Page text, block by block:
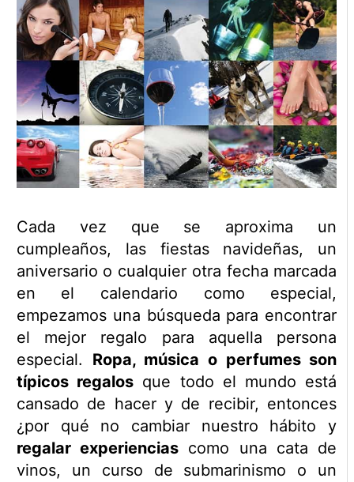
Cada vez que se aproxima un
cumpleaños, las fiestas navideñas, un
aniversario o cualquier otra fecha marcada
en el calendario como especial,
empezamos una búsqueda para encontrar
el mejor regalo para aquella persona
especial. Ropa, música o perfumes son
típicos regalos que todo el mundo está
cansado de hacer y de recibir, entonces
¿por qué no cambiar nuestro hábito y
regalar experiencias como una cata de
vinos, un curso de submarinismo o un